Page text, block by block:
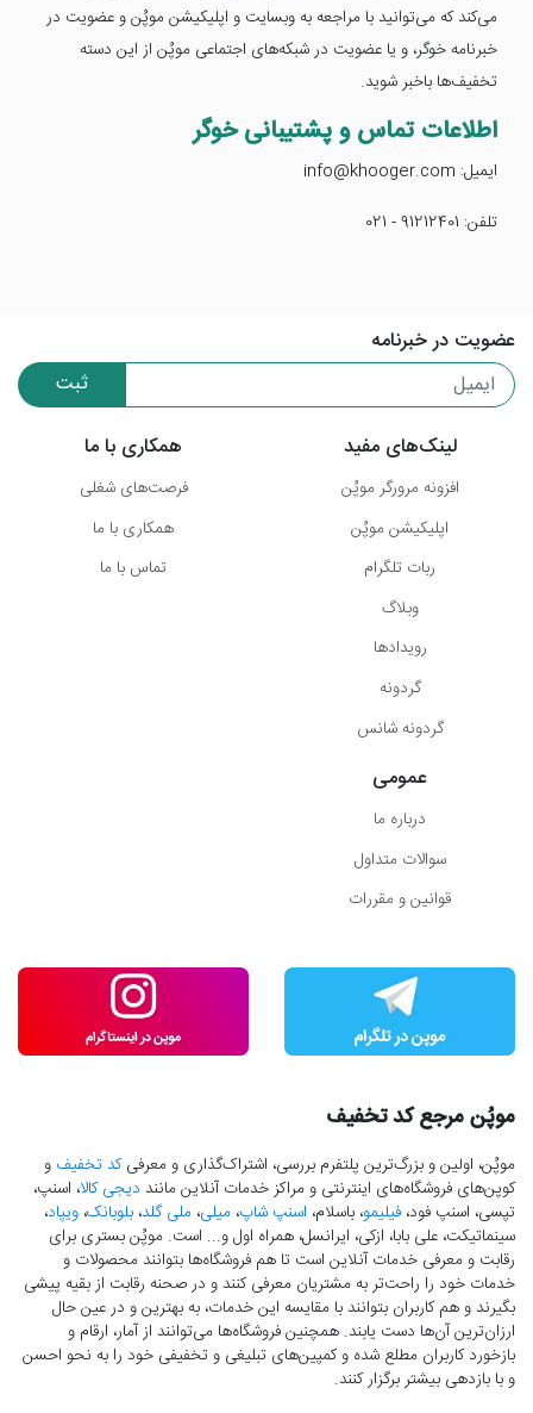
می‌کند که می‌توانید با مراجعه به وبسایت و اپلیکیشن موپُن و عضویت در
خبرنامه خوگر، و یا عضویت در شبکه‌های اجتماعی موپُن از این دسته
تخفیف‌ها باخبر شوید.
اطلاعات تماس و پشتیبانی خوگر
ایمیل: info@khooger.com
تلفن: 91212401 - 021
عضویت در خبرنامه
ثبت
لینک‌های مفید
افزونه مرورگر موپُن
اپلیکیشن موپُن
ربات تلگرام
وبلاگ
رویدادها
گردونه
گردونه شانس
همکاری با ما
فرصت‌های شغلی
همکاری با ما
تماس با ما
عمومی
درباره ما
سوالات متداول
قوانین و مقررات
موپُن مرجع کد تخفیف
موپُن، اولین و بزرگ‌ترین پلتفرم بررسی، اشتراک‌گذاری و معرفیکد تخفیف و
کوپن‌های فروشگاه‌های اینترنتی و مراکز خدمات آنلاین مانند دیجی کالا، اسنپ،
تپسی، اسنپ فود، فیلیمو، باسلام، اسنپ شاپ، میلی، ملی گلد، بلوبانک، ویپاد،
سینماتیکت، علی بابا، ازکی، ایرانسل، همراه اول و... است. موپُن بستری برای
رقابت و معرفی خدمات آنلاین است تا هم فروشگاه‌ها بتوانند محصولات و
خدمات خود را راحت‌تر به مشتریان معرفی کنند و در صحنه رقابت از بقیه پیشی
بگیرند و هم کاربران بتوانند با مقایسه این خدمات، به بهترین و در عین حال
ارزان‌ترین آن‌ها دست‌ یابند. همچنین فروشگاه‌ها می‌توانند از آمار، ارقام و
بازخورد کاربران مطلع شده و کمپین‌های تبلیغی و تخفیفی خود را به نحو احسن
و با بازدهی بیشتر برگزار کنند.